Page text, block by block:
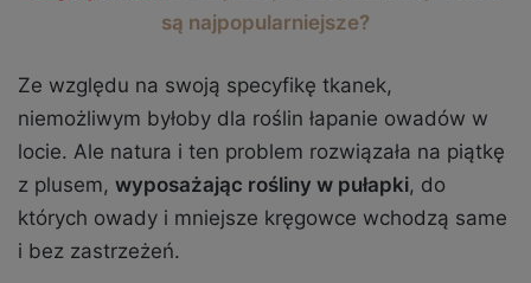
są najpopularniejsze?
Ze względu na swoją specyfikę tkanek,
niemożliwym byłoby dla roślin łapanie owadów w
locie. Ale natura i ten problem rozwiązała na piątkę
z plusem, wyposażając rośliny w pułapki, do
których owady i mniejsze kręgowce wchodzą same
i bez zastrzeżeń.